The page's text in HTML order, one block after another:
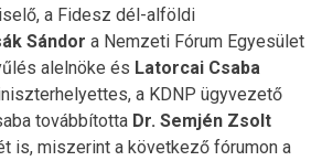
a Fidesz dél-alföldi
Sándor a Nemzeti Fórum Egyesület
alelnöke és Latorcai Csaba
a KDNP ügyvezető
továbbította Dr. Semjén Zsolt
is, miszerint a következő fórumon a